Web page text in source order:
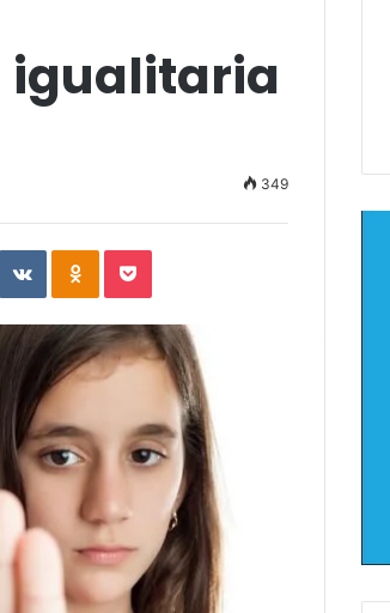
igualitaria
349
VKontakteOdnoklassniki
Pocket